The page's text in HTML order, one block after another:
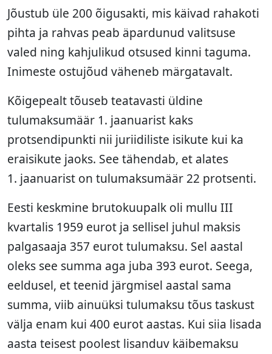
Jõustub üle 200 õigusakti, mis käivad rahakoti
pihta ja rahvas peab äpardunud valitsuse
valed ning kahjulikud otsused kinni taguma.
Inimeste ostujõud väheneb märgatavalt.
Kõigepealt tõuseb teatavasti üldine
tulumaksumäär 1. jaanuarist kaks
protsendipunkti nii juriidiliste isikute kui ka
eraisikute jaoks. See tähendab, et alates
1. jaanuarist on tulumaksumäär 22 protsenti.
Eesti keskmine brutokuupalk oli mullu III
kvartalis 1959 eurot ja sellisel juhul maksis
palgasaaja 357 eurot tulumaksu. Sel aastal
oleks see summa aga juba 393 eurot. Seega,
eeldusel, et teenid järgmisel aastal sama
summa, viib ainuüksi tulumaksu tõus taskust
välja enam kui 400 eurot aastas. Kui siia lisada
aasta teisest poolest lisanduv käibemaksu